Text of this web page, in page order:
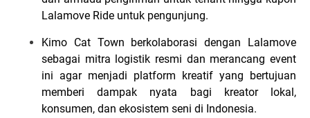
Lalamove Ride untuk pengunjung.
Kimo Cat Town berkolaborasi dengan Lalamove
sebagai mitra logistik resmi dan merancang event
ini agar menjadi platform kreatif yang bertujuan
memberi dampak nyata bagi kreator lokal,
konsumen, dan ekosistem seni di Indonesia.